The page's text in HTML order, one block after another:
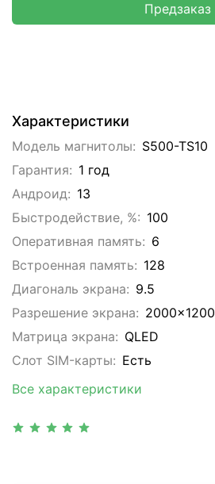
Характеристики
Модель магнитолы: S500-TS10
Гарантия: 1 год
Андроид: 13
Быстродействие, %: 100
Оперативная память: 6
Встроенная память: 128
Диагональ экрана: 9.5
Разрешение экрана: 2000x1200
Матрица экрана: QLED
Слот SIM-карты: Eсть
Все характеристики
Предзаказ